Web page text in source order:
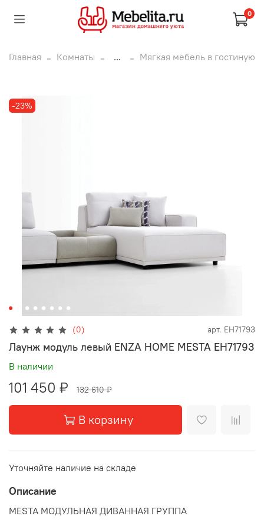
0
Главная Комнаты ... Мягкая мебель в гостиную
-23%
(0) арт. EH71793
Лаунж модуль левый ENZA HOME MESTA EH71793
В наличии
101 450 ₽ 132 610 ₽
В корзину
Уточняйте наличие на складе
Описание
MESTA МОДУЛЬНАЯ ДИВАННАЯ ГРУППА